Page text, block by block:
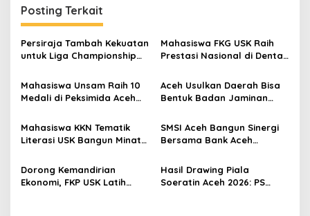
g
a
s
i
p
s
Posting Terkait
Persiraja Tambah Kekuatan
untuk Liga Championship
Lokal Aceh Resmi Dikontrak
Mahasiswa FKG USK Raih
Prestasi Nasional di Dental
Mahasiswa Unsam Raih 10
Medali di Peksimida Aceh
Aceh Usulkan Daerah Bisa
Bentuk Badan Jaminan
IX DPR RI
Mahasiswa KKN Tematik
Literasi USK Bangun Minat
Gampong Beurandeh
SMSI Aceh Bangun Sinergi
Bersama Bank Aceh
Dorong Kemandirian
Ekonomi, FKP USK Latih
Hasil Drawing Piala
Soeratin Aceh 2026: PS